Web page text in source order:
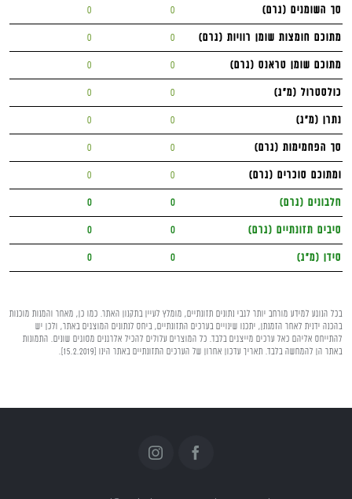
סך השומנים (גרם) 0
0
מתוכם חומצות שומן רוויות (גרם) 0
0
מתוכם שומן טראנס (גרם) 0
0
כולסטרול (מ"ג) 0
0
נתרן (מ"ג) 0
0
סך הפחמימות (גרם) 0
0
ומתוכם סוכרים (גרם) 0
0
חלבונים (גרם) 0
0
סיבים תזונתיים (גרם) 0
0
סידן (מ"ג) 0
0
בכל הנוגע למידע מורחב יותר לגבי נתונים תזונתיים, מומלץ לעיין בתקנון האתר. כמו כן, מאחר והמנות מוכנות
בהכנה ידנית לאחר הזמנתן, יתכנו שינויים בערכים התזונתיים, ביחס לנתונים המוצגים באתר, ולכן יש
להתייחס אליהם כאל ערכים מייצגים בלבד. כל המוצרים עלולים להכיל אלרגנים מסוגים שונים. התמונות
באתר הן להמחשה בלבד. תאריך עדכון אחרון של הערכים התזונתיים באתר הינו [15.2.2019].